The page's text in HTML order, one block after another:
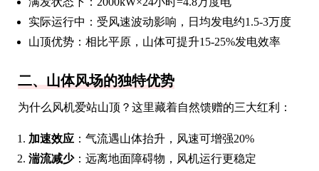
实际运行中：受风速波动影响，日均发电约1.5-3万度
山顶优势：相比平原，山体可提升15-25%发电效率
二、山体风场的独特优势
为什么风机爱站山顶？这里藏着自然馈赠的三大红利：
加速效应 ：气流遇山体抬升，风速可增强20%
湍流减少：远离地面障碍物，风机运行更稳定